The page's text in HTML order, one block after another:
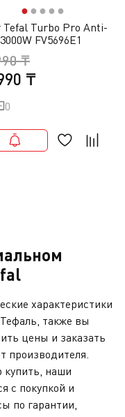
●● ● ● ●
Tefal Turbo Pro Anti-
FV5696E1
₸
₸
0
характеристики
также вы
цены и заказать
производителя.
купить, наши
с покупкой и
по гарантии,